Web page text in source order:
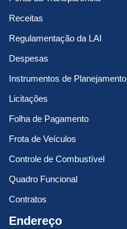
Receitas
Regulamentação da LAI
Despesas
Instrumentos de Planejamento
Licitações
Folha de Pagamento
Frota de Veículos
Controle de Combustível
Quadro Funcional
Contratos
Endereço